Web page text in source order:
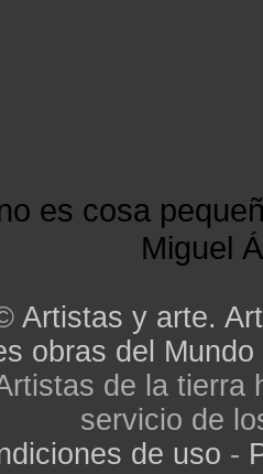
es cosa
Miguel
Artistas y arte.
obras del Mundo
de la tierra
servicio de
de uso -